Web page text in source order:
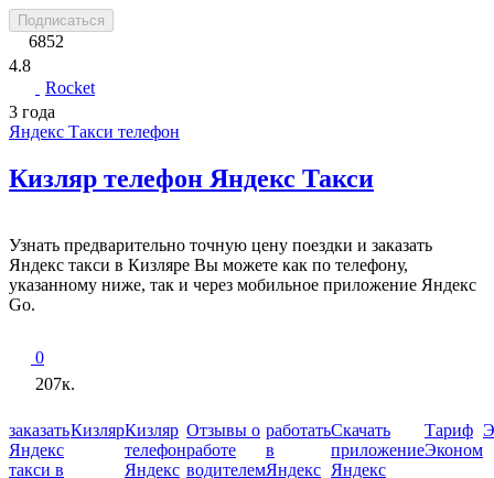
Подписаться
6852
4.8
Rocket
3 года
Яндекс Такси телефон
Кизляр телефон Яндекс Такси
Узнать предварительно точную цену поездки и заказать
Яндекс такси в Кизляре Вы можете как по телефону,
указанному ниже, так и через мобильное приложение Яндекс
Go.
0
207к.
заказать
Яндекс
такси в
КизлярКизляр
телефон
Яндекс
Отзывы о
работе
водителем
работать
в
Яндекс
Скачать
приложение
Яндекс
Тариф
Эконом